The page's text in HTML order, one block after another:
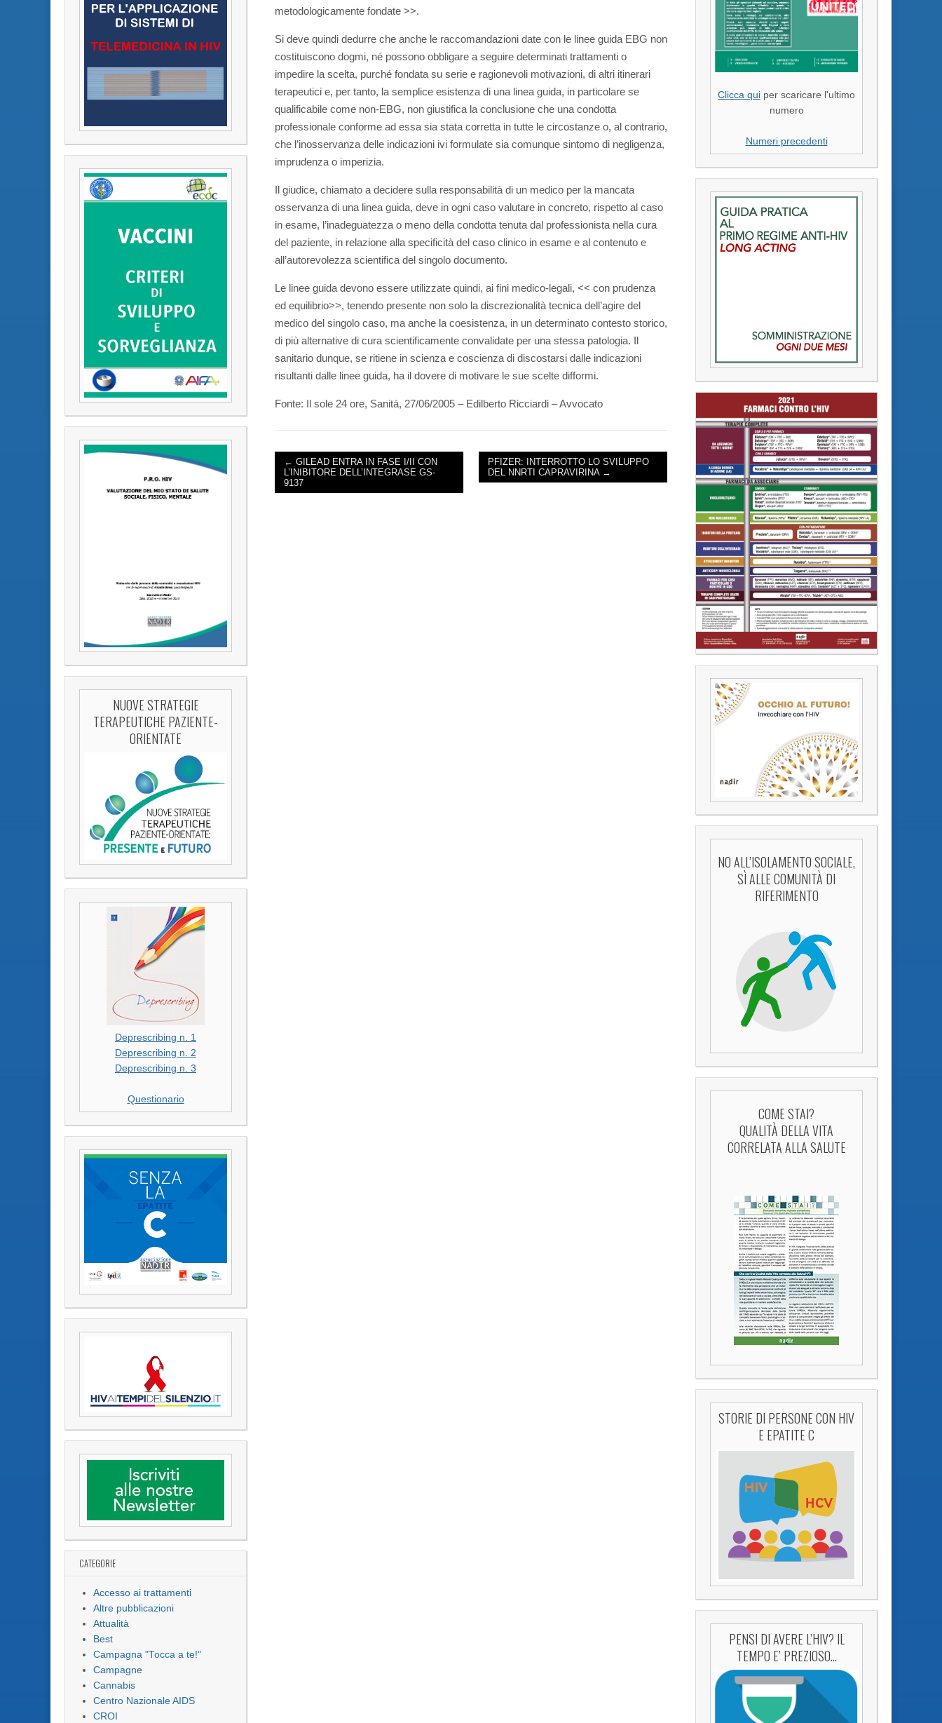
NUOVE STRATEGIE
TERAPEUTICHE PAZIENTE-
ORIENTATE
Deprescribing n. 1
Deprescribing n. 2
Deprescribing n. 3
Questionario
CATEGORIE
Accesso ai trattamenti
Altre pubblicazioni
Attualità
Best
Campagna "Tocca a te!"
Campagne
Cannabis
Centro Nazionale AIDS
CROI
metodologicamente fondate >>.
Si deve quindi dedurre che anche le raccomandazioni date con le linee guida EBG non
costituiscono dogmi, né possono obbligare a seguire determinati trattamenti o
impedire la scelta, purché fondata su serie e ragionevoli motivazioni, di altri itinerari
terapeutici e, per tanto, la semplice esistenza di una linea guida, in particolare se
qualificabile come non-EBG, non giustifica la conclusione che una condotta
professionale conforme ad essa sia stata corretta in tutte le circostanze o, al contrario,
che l’inosservanza delle indicazioni ivi formulate sia comunque sintomo di negligenza,
imprudenza o imperizia.
Il giudice, chiamato a decidere sulla responsabilità di un medico per la mancata
osservanza di una linea guida, deve in ogni caso valutare in concreto, rispetto al caso
in esame, l’inadeguatezza o meno della condotta tenuta dal professionista nella cura
del paziente, in relazione alla specificità del caso clinico in esame e al contenuto e
all’autorevolezza scientifica del singolo documento.
Le linee guida devono essere utilizzate quindi, ai fini medico-legali, << con prudenza
ed equilibrio>>, tenendo presente non solo la discrezionalità tecnica dell’agire del
medico del singolo caso, ma anche la coesistenza, in un determinato contesto storico,
di più alternative di cura scientificamente convalidate per una stessa patologia. Il
sanitario dunque, se ritiene in scienza e coscienza di discostarsi dalle indicazioni
risultanti dalle linee guida, ha il dovere di motivare le sue scelte difformi.
Fonte: Il sole 24 ore, Sanità, 27/06/2005 – Edilberto Ricciardi – Avvocato
POST NAVIGATION
← GILEAD ENTRA IN FASE I/II CON
L’INIBITORE DELL’INTEGRASE GS-
9137
PFIZER: INTERROTTO LO SVILUPPO
DEL NNRTI CAPRAVIRINA →
Clicca qui per scaricare l'ultimo
numero
Numeri precedenti
NO ALL’ISOLAMENTO SOCIALE,
SÌ ALLE COMUNITÀ DI
RIFERIMENTO
COME STAI?
QUALITÀ DELLA VITA
CORRELATA ALLA SALUTE
STORIE DI PERSONE CON HIV
E EPATITE C
PENSI DI AVERE L’HIV? IL
TEMPO E’ PREZIOSO…